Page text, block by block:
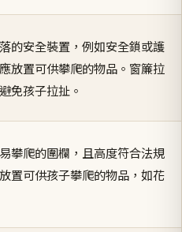
的安全裝置，例如安全鎖或護
放置可供攀爬的物品。窗簾拉
免孩子拉扯。
攀爬的圍欄，且高度符合法規
置可供孩子攀爬的物品，如花